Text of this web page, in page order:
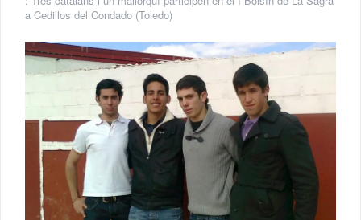
a Cedillos del Condado (Toledo)